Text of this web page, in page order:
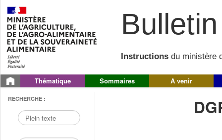
Instructions du ministère
Thématique Sommaires A venir
RECHERCHE :